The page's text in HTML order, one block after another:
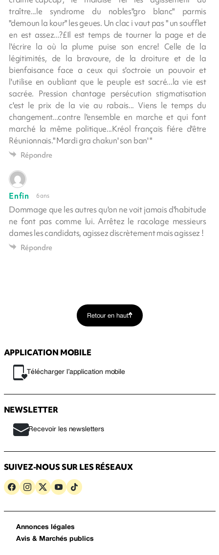
traître...le syndrome du nobles"gro blanc" parmis
"demoun la kour" les geues. Un clac i vaut pas " un soufflet
en est assez...?£Il est temps de tourner la page et de
l'écrire la où la plume puise son encre! Celle de la
légitimités, de la bravoure, de la droiture et de la
bienfaisance face a ceux qui s'octroie un pouvoir et
l'utilise en oubliant que le peuple est sacré...la vie est
sacrée. Pression chantage persécution stigmatisation
c'est le prix de la vie au rabais... Viens le temps du
changement...contre l'ensemble en marche et qui font
marché la même politique...Kréol français fiére d'être
Réunionnais." Mardi gra chakun' son ban' "
Répondre
Enfin 6 ans
Dommage que les autres qu'on ne voit jamais d'habitude
ne font pas comme lui. Arrêtez le racolage messieurs
dames les candidats, agissez discrètement mais agissez !
Répondre
Retour en haut
APPLICATION MOBILE
Télécharger l’application mobile
NEWSLETTER
Recevoir les newsletters
SUIVEZ-NOUS SUR LES RÉSEAUX
Annonces légales
Avis & Marchés publics